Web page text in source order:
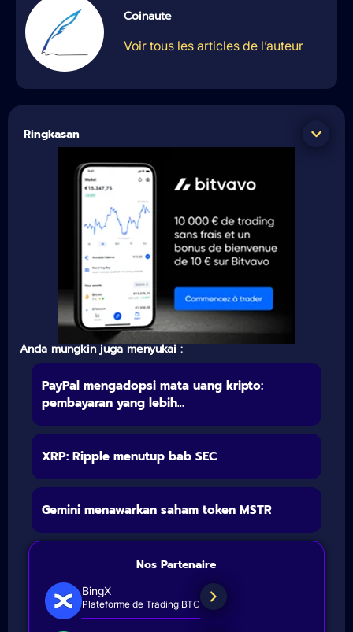
Coinaute
Voir tous les articles de l’auteur
Ringkasan
Anda mungkin juga menyukai :
PayPal mengadopsi mata uang kripto:
pembayaran yang lebih...
XRP: Ripple menutup bab SEC
Gemini menawarkan saham token MSTR
Nos Partenaire
BingX
Plateforme de Trading BTC